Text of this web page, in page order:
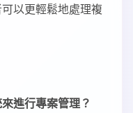
以更輕鬆地處理複
進行專案管理？